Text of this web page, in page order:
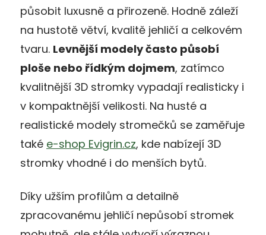
působit luxusně a přirozeně. Hodně záleží
na hustotě větví, kvalitě jehličí a celkovém
tvaru. Levnější modely často působí
ploše nebo řídkým dojmem, zatímco
kvalitnější 3D stromky vypadají realisticky i
v kompaktnější velikosti. Na husté a
realistické modely stromečků se zaměřuje
také e-shop Evigrin.cz, kde nabízejí 3D
stromky vhodné i do menších bytů.
Díky užším profilům a detailně
zpracovanému jehličí nepůsobí stromek